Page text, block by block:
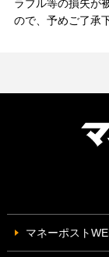
ラブル等の損失が
ので、予めご了承
マネーポスト